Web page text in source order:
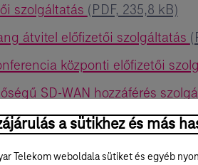
szolgáltatás (PDF, 235,8 kB)
átvitel előfizetői szolgáltatás
központi előfizetői
SD-WAN hozzáférés
szolgáltatás(PDF, 156 kB)
bérelt vonali előfizetői
a sütikhez és más
Telekom weboldala sütiket és egyéb